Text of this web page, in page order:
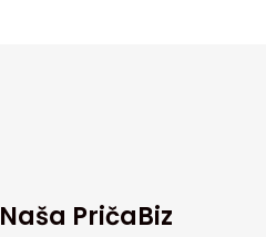
Naša PričaBiz